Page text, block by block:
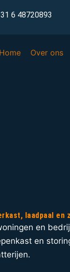
6 48720893
Home Over ons
laadpaal en
en
en